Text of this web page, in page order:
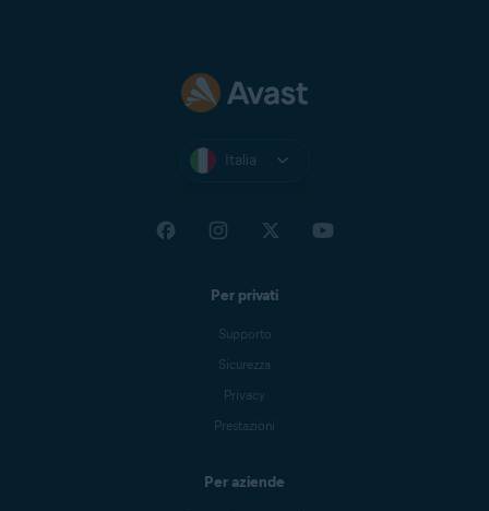
Italia
Per privati
Supporto
Sicurezza
Privacy
Prestazioni
Per aziende